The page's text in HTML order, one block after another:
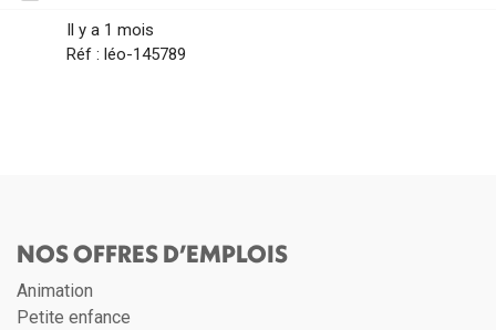
Il y a 1 mois
Réf : léo-145789
NOS OFFRES D’EMPLOIS
Animation
Petite enfance